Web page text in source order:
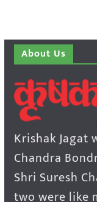
About Us
Krishak Jagat
Chandra
Shri Suresh
two were like